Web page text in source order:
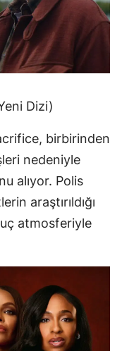
Dizi)
birbirinden
nedeniyle
alıyor. Polis
araştırıldığı
atmosferiyle